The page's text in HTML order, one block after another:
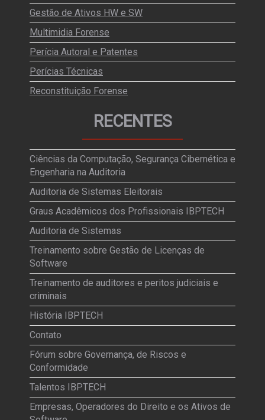
Gestão de Ativos HW e SW
Multimidia Forense
Perícia Autoral e Patentes
Perícias Técnicas
Reconstituição Forense
RECENTES
Ciências da Computação, Segurança Cibernética e
Engenharia na Auditoria
Auditoria de Sistemas Eleitorais
Graus Acadêmicos dos Profissionais IBPTECH
Auditoria de Sistemas
Treinamento sobre Gestão de Licenças de
Software
Treinamento de auditores e peritos judiciais e
criminais
História IBPTECH
Contato
Fórum sobre Governança, de Riscos e
Conformidade
Talentos IBPTECH
Empresas, Operadores do Direito e os Ativos de